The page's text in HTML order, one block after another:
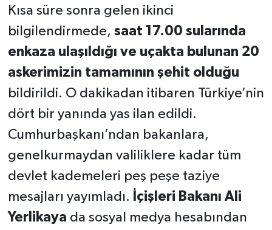
Kısa süre sonra gelen ikinci
bilgilendirmede, saat 17.00 sularında
enkaza ulaşıldığı ve uçakta bulunan 20
askerimizin tamamının şehit olduğu
bildirildi. O dakikadan itibaren Türkiye’nin
dört bir yanında yas ilan edildi.
Cumhurbaşkanı’ndan bakanlara,
genelkurmaydan valiliklere kadar tüm
devlet kademeleri peş peşe taziye
mesajları yayımladı.
İçişleri Bakanı Ali
Yerlikaya da sosyal medya hesabından